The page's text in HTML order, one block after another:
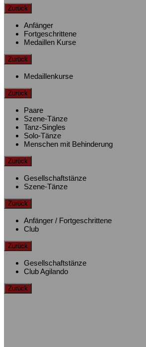
Zurück
Anfänger
Fortgeschrittene
Medaillen Kurse
Zurück
Medaillenkurse
Zurück
Paare
Szene-Tänze
Tanz-Singles
Solo-Tänze
Menschen mit Behinderung
Zurück
Gesellschaftstänze
Szene-Tänze
Zurück
Anfänger / Fortgeschrittene
Club
Zurück
Gesellschaftstänze
Club Agilando
Zurück